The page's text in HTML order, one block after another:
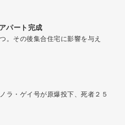
パート完成
。その後集合住宅に影響を与え
ラ・ゲイ号が原爆投下、死者２５